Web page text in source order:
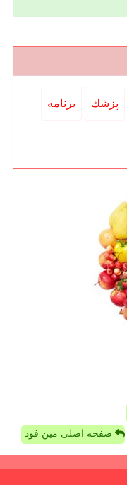
پزشك برنامه
صفحه اصلی مین فود